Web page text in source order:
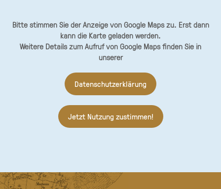
Bitte stimmen Sie der Anzeige von Google Maps zu. Erst dann
kann die Karte geladen werden.
Weitere Details zum Aufruf von Google Maps finden Sie in
unserer
Datenschutzerklärung
Jetzt Nutzung zustimmen!